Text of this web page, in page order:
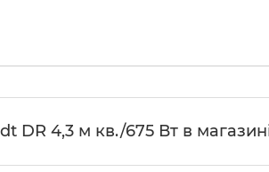
DR 4,3 м кв./675 Вт в